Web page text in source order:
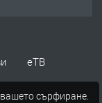
еТВ
сърфиране.